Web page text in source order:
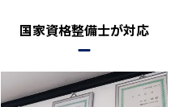
国家資格整備士が対応